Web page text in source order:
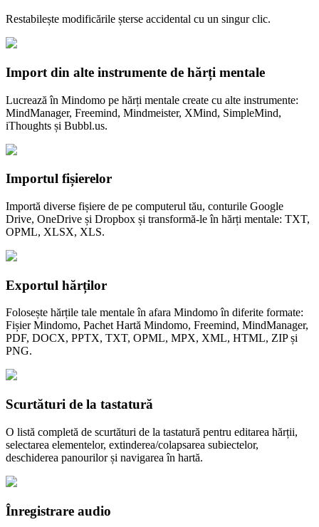
Restabilește modificările șterse accidental cu un singur clic.
Import din alte instrumente de hărți mentale
Lucrează în Mindomo pe hărți mentale create cu alte instrumente:
MindManager, Freemind, Mindmeister, XMind, SimpleMind,
iThoughts și Bubbl.us.
Importul fișierelor
Importă diverse fișiere de pe computerul tău, conturile Google
Drive, OneDrive și Dropbox și transformă-le în hărți mentale: TXT,
OPML, XLSX, XLS.
Exportul hărților
Folosește hărțile tale mentale în afara Mindomo în diferite formate:
Fișier Mindomo, Pachet Hartă Mindomo, Freemind, MindManager,
PDF, DOCX, PPTX, TXT, OPML, MPX, XML, HTML, ZIP și
PNG.
Scurtături de la tastatură
O listă completă de scurtături de la tastatură pentru editarea hărții,
selectarea elementelor, extinderea/colapsarea subiectelor,
deschiderea panourilor și navigarea în hartă.
Înregistrare audio